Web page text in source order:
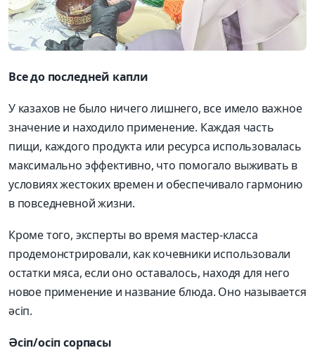
Все до последней капли
У казахов не было ничего лишнего, все имело важное
значение и находило применение. Каждая часть
пищи, каждого продукта или ресурса использовалась
максимально эффективно, что помогало выживать в
условиях жестоких времен и обеспечивало гармонию
в повседневной жизни.
Кроме того, эксперты во время мастер-класса
продемонстрировали, как кочевники использовали
остатки мяса, если оно оставалось, находя для него
новое применение и название блюда. Оно называется
әсіп.
Әсіп/осіп сорпасы